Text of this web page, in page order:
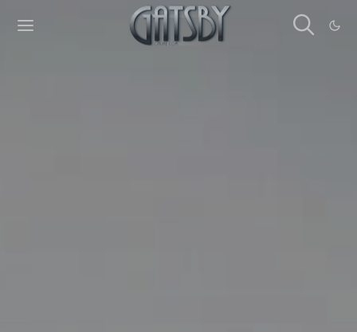
Cookies management panel